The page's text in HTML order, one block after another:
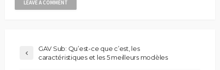
GAV Sub: Qu’est-ce que c’est, les
caractéristiques et les 5 meilleurs modèles